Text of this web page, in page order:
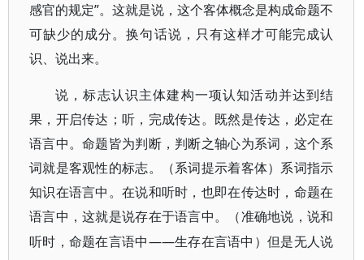
感官的规定”。这就是说，这个客体概念是构成命题不
可缺少的成分。换句话说，只有这样才可能完成认
识、说出来。
说，标志认识主体建构一项认知活动并达到结
果，开启传达；听，完成传达。既然是传达，必定在
语言中。命题皆为判断，判断之轴心为系词，这个系
词就是客观性的标志。（系词提示着客体）系词指示
知识在语言中。在说和听时，也即在传达时，命题在
语言中，这就是说存在于语言中。（准确地说，说和
听时，命题在言语中——生存在言语中）但是无人说